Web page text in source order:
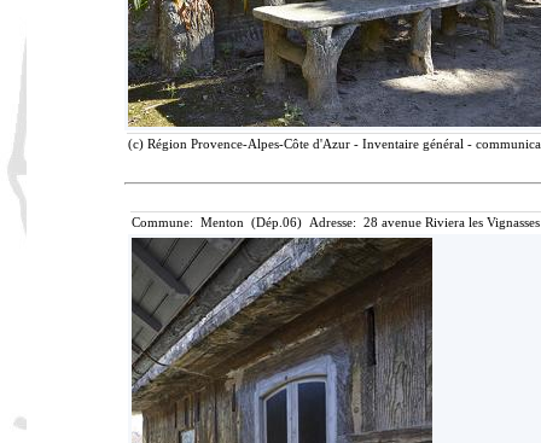
(c) Région Provence-Alpes-Côte d'Azur - Inventaire général -
Commune: Menton (Dép.06) Adresse: 28 avenue Riviera les